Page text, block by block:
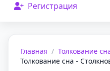
Регистрация
Главная / Толкование
Толкование сна -